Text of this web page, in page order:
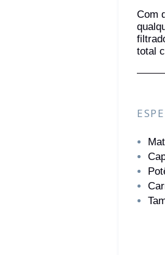
Com
total